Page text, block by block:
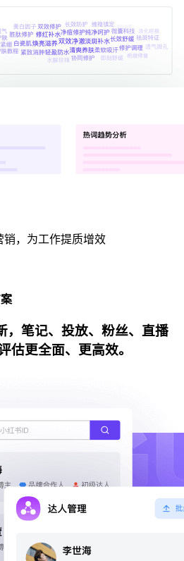
销，为工作提质增效
，笔记、投放、粉丝、直播
估更全面、更高效。